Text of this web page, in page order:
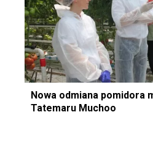
Nowa odmiana pomidora
Tatemaru Muchoo